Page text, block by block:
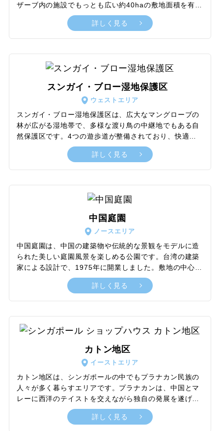
ザーブ内の施設でもっとも広い約40haの敷地面積を有し
ています。4つのウォーキングトレイルを散策したり、
トラムに乗ってめぐったりして、900匹以上の夜行性動
物を観察できます。昼間は静かに眠っている姿しか見せ
点もナイトサファリの隠れた魅力。豊富なアトラクショ
ン、各種イベントのなかでも、ガイド付き、かつ移動に
徒歩やバギーを組み合わせた冒険心くすぐるサファリア
ドベンチャーツアーが、よりマニアックかつ刺激的な時
間を過ごせると大人気です。
詳しく見る
スンガイ・ブロー湿地保護区
ウェストエリア
スンガイ・ブロー湿地保護区は、広大なマングローブの
林が広がる湿地帯で、多様な渡り鳥の中継地でもある自
然保護区です。4つの遊歩道が整備されており、快適に
散策を行いながら、水辺に暮らす生き物や野鳥の観察が
楽しめます。とくに野鳥観察においては、在来種も含め
200種を超える鳥が年間を通して多様に見られるとあっ
れており、湿地の生態系についてより本格的に学びを深
めることもできます。大都会の印象が強いシンガポール
に残る豊かな自然と、野生生物たちがたくましく生きる
リアルな姿に出会える貴重な癒やしスポットです。
詳しく見る
中国庭園
ノースエリア
中国庭園は、中国の建築物や伝統的な景観をモデルに造
られた美しい庭園風景を楽しめる公園です。台湾の建築
家による設計で、1975年に開業しました。敷地の中心に
は、施設のシンボルともいえる2つの仏塔があり、フォ
トスポットとしてはもちろんのこと庭園全体を見渡す展
望台としての役割も果たしています。また、中国や日
どころのひとつ。手入れの行き届いた芝生スペースがふ
んだんに広がっているため、散策を楽しみながら、ピク
ニック気分でリラックスしたひとときを過ごすのにもお
すすめの観光名所です。
詳しく見る
カトン地区
イーストエリア
カトン地区は、シンガポールの中でもプラナカン民族の
人々が多く暮らすエリアです。プラナカンは、中国とマ
レーに西洋のテイストを交えながら独自の発展を遂げた
文化で、色鮮やかな色彩や繊細なデザインを取り入れた
華やかな表現が大きな特徴。文化の中心地として、街並
詳しく見る